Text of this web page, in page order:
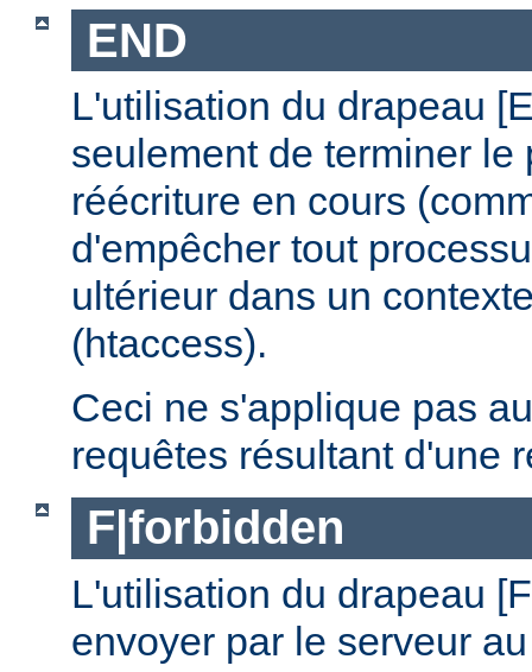
END
L'utilisation du drapeau
seulement de terminer le
réécriture en cours
d'empêcher tout
ultérieur dans un
(htaccess).
Ceci ne s'applique pas
requêtes résultant d'une
F|forbidden
L'utilisation du drapeau
envoyer par le serveur